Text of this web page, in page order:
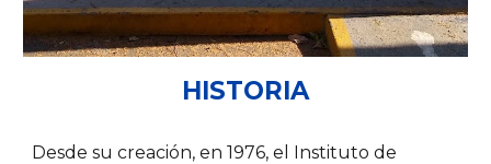
HISTORIA
Desde su creación, en 1976, el Instituto de